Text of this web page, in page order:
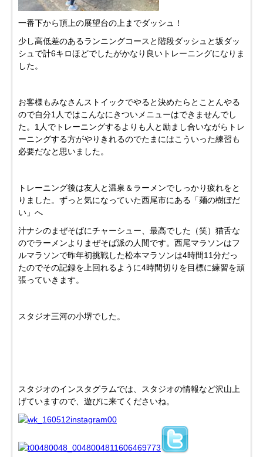
一番下から頂上の展望台の上までダッシュ！
少し高低差のあるランニングコースと階段ダッシュと坂ダッ
シュで計6キロほどでしたがかなり良いトレーニングになりま
した。
お客様もみなさんストイックでやると決めたらとことんやる
ので自分1人ではこんなにきついメニューはできませんでし
た。1人でトレーニングするよりも人と励まし合いながらトレ
ーニングする方がやりきれるのでたまにはこういった練習も
必要だなと思いました。
トレーニング後は友人と温泉＆ラーメンでしっかり疲れをと
りました。ずっと気になっていた西尾市にある「麺の樹ぼだ
い」へ
汁ナシのまぜそばにチャーシュー、最高でした（笑）猫舌な
のでラーメンよりまぜそば派の人間です。西尾マラソンはフ
ルマラソンで昨年初挑戦した松本マラソンは4時間11分だっ
たのでその記録を上回れるように4時間切りを目標に練習を頑
張っていきます。
スタジオ三河の小堺でした。
スタジオのインスタグラムでは、スタジオの情報など沢山上
げていますので、遊びに来てくださいね。